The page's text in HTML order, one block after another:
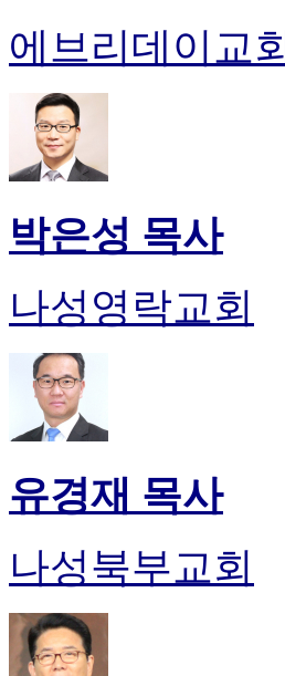
에브리데이교회
박은성 목사
나성영락교회
유경재 목사
나성북부교회